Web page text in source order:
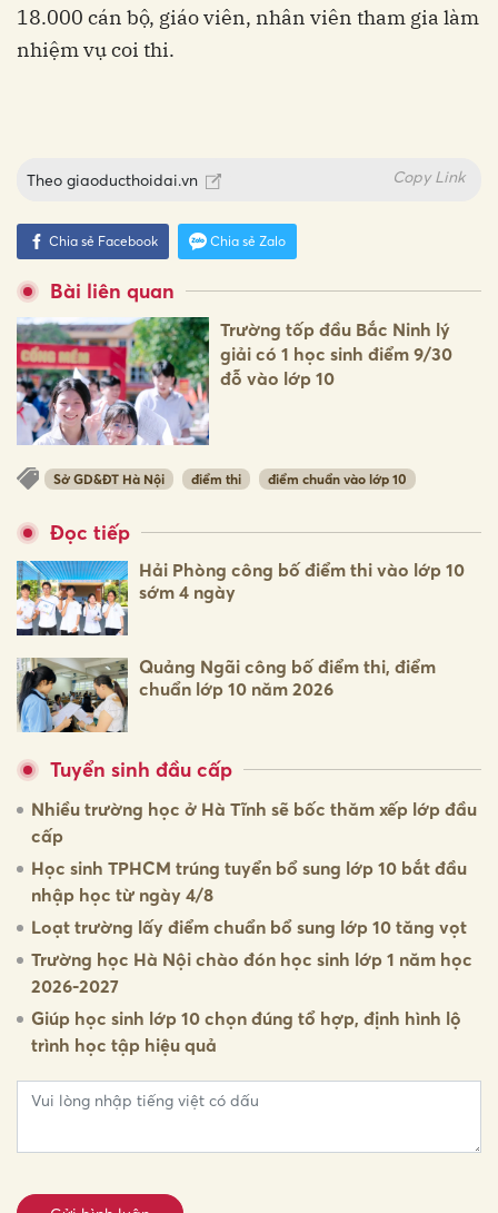
18.000 cán bộ, giáo viên, nhân viên tham gia làm
nhiệm vụ coi thi.
Theo giaoducthoidai.vn Copy Link
Chia sẻ Facebook Chia sẻ Zalo
Bài liên quan
Trường tốp đầu Bắc Ninh lý
giải có 1 học sinh điểm 9/30
đỗ vào lớp 10
Sở GD&ĐT Hà Nội điểm thi điểm chuẩn vào lớp 10
Đọc tiếp
Hải Phòng công bố điểm thi vào lớp 10
sớm 4 ngày
Quảng Ngãi công bố điểm thi, điểm
chuẩn lớp 10 năm 2026
Tuyển sinh đầu cấp
Nhiều trường học ở Hà Tĩnh sẽ bốc thăm xếp lớp đầu
cấp
Học sinh TPHCM trúng tuyển bổ sung lớp 10 bắt đầu
nhập học từ ngày 4/8
Loạt trường lấy điểm chuẩn bổ sung lớp 10 tăng vọt
Trường học Hà Nội chào đón học sinh lớp 1 năm học
2026-2027
Giúp học sinh lớp 10 chọn đúng tổ hợp, định hình lộ
trình học tập hiệu quả